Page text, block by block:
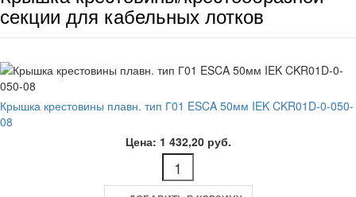
секции для кабельных лотков
Крышка крестовины плавн. тип Г01 ESCA 50мм IEK CKR01D-0-050-
08
Цена: 1 432,20 руб.